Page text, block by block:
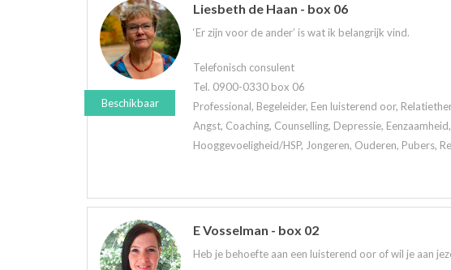
Liesbeth de Haan - box 06
‘Er zijn voor de ander’ is wat ik belangrijk vind.
Telefonisch consulent
Tel. 0900-0330 box 06
Professional, Begeleider, Een luisterend oor,
Angst, Coaching, Counselling, Depressie,
Hooggevoeligheid/HSP, Jongeren, Ouderen, Pubers,
Beschikbaar
E Vosselman - box 02
Heb je behoefte aan een luisterend oor of wil je aan